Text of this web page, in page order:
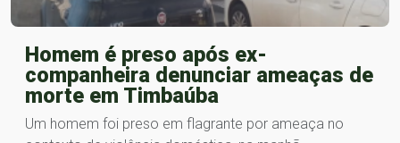
Homem é preso após ex-
companheira denunciar ameaças de
morte em Timbaúba
Um homem foi preso em flagrante por ameaça no